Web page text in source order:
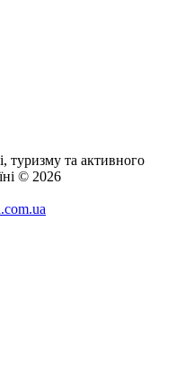
туризму та активного
© 2026